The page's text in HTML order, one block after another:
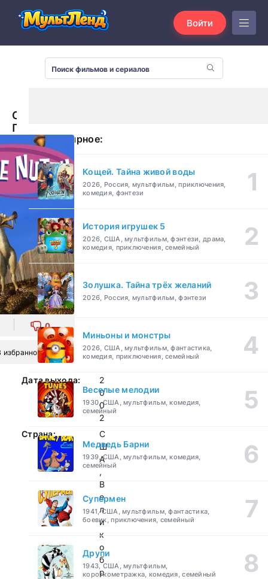
Войти
Скрат:
Потерянный
орех
(2002)
0
избранное
Дата выхода:
2
0
0
2
Страна:
С
Ш
А
,
В
е
л
и
к
о
б
р
Популярное:
Кощей. Тайна живой воды
2026, Россия, мультфильм, приключения,
комедия, фэнтези
История игрушек 5
2026, США, мультфильм, фэнтези, драма,
комедия, приключения, семейный
Золушка. Тайна трёх желаний
2026, Россия, мультфильм, фэнтези
Миньоны и монстры
2026, США, мультфильм, фантастика,
комедия, приключения, семейный
Веселые мелодии
1930, США, мультфильм, комедия,
семейный
Медведь Барни
1939, США, мультфильм, комедия,
семейный
Супермен
1941, США, мультфильм, фантастика,
боевик, приключения, семейный
Друпи
1943, США, мультфильм,
короткометражка, комедия, семейный